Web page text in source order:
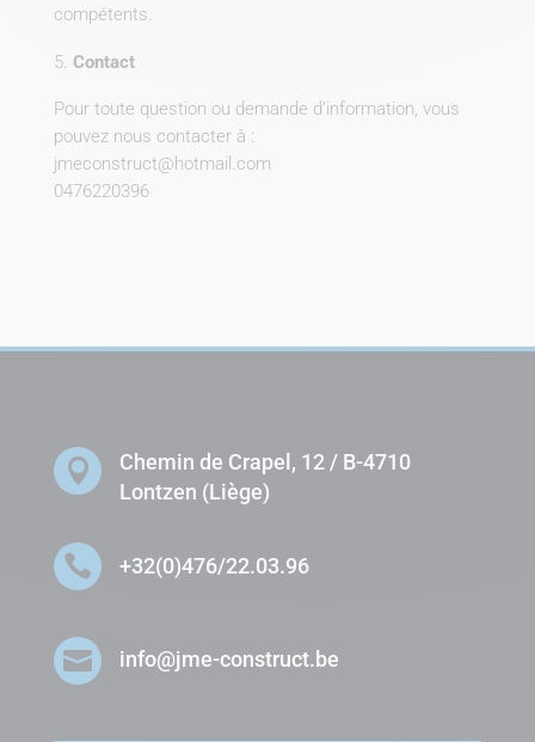
compétents.
Contact
Pour toute question ou demande d’information, vous
pouvez nous contacter à :
jmeconstruct@hotmail.com
0476220396

Chemin de Crapel, 12 / B-4710
Lontzen (Liège)
 +32(0)476/22.03.96
 info@jme-construct.be